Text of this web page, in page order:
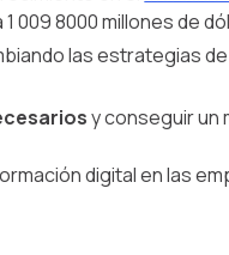
009 8000 millones de
las estrategias
y conseguir un
digital en las